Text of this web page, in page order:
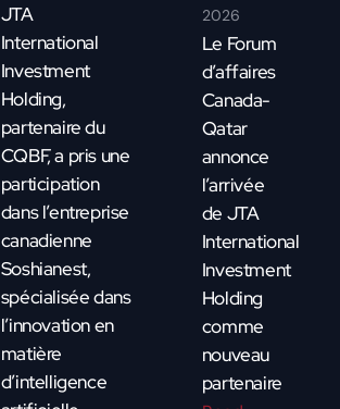
JTA
International
Investment
Holding,
partenaire du
CQBF, a pris une
participation
dans l’entreprise
canadienne
Soshianest,
spécialisée dans
l’innovation en
matière
d’intelligence
2026
Le Forum
d’affaires
Canada-
Qatar
annonce
l’arrivée
de JTA
International
Investment
Holding
comme
nouveau
partenaire